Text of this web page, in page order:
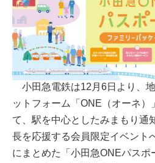
小田急電鉄は12月6日より、
ットフォーム「ONE（オーネ）
て、駅を中心としたみまもり通
長を応援する会員限定イベント
にまとめた「小田急ONEパスポ